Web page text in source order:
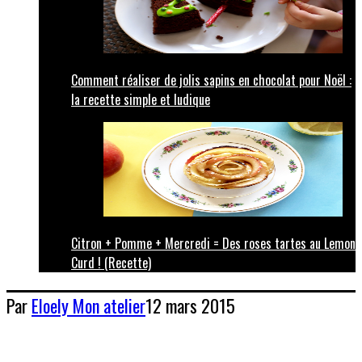
Comment réaliser de jolis sapins en chocolat pour Noël :
la recette simple et ludique
Citron + Pomme + Mercredi = Des roses tartes au Lemon
Curd ! (Recette)
ParEloelyMon atelier12 mars 2015